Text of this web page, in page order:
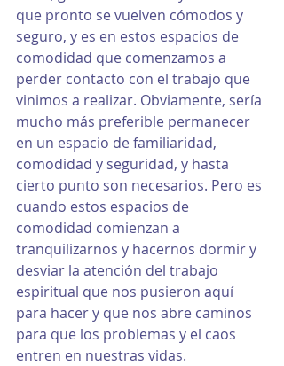
que pronto se vuelven cómodos y
seguro, y es en estos espacios de
comodidad que comenzamos a
perder contacto con el trabajo que
vinimos a realizar. Obviamente, sería
mucho más preferible permanecer
en un espacio de familiaridad,
comodidad y seguridad, y hasta
cierto punto son necesarios. Pero es
cuando estos espacios de
comodidad comienzan a
tranquilizarnos y hacernos dormir y
desviar la atención del trabajo
espiritual que nos pusieron aquí
para hacer y que nos abre caminos
para que los problemas y el caos
entren en nuestras vidas.